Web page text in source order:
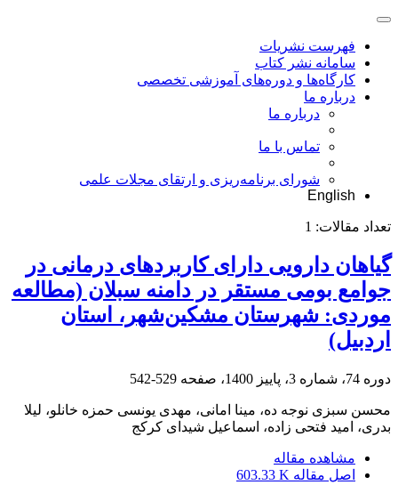
فهرست نشریات
سامانه نشر کتاب
کارگاه‌ها و دوره‌های آموزشی تخصصی
درباره ما
درباره ما
تماس با ما
شورای برنامه‌ریزی و ارتقای مجلات علمی
English
تعداد مقالات: 1
گیاهان دارویی دارای کاربردهای درمانی در
جوامع بومی مستقر در دامنه سبلان ‏(مطالعه
موردی: شهرستان مشکین‌شهر، استان
اردبیل)‏
دوره 74، شماره 3، پاییز 1400، صفحه 529-542
محسن سبزی نوجه ده، مینا امانی، مهدی یونسی حمزه خانلو، لیلا
بدری، امید فتحی زاده، اسماعیل شیدای کرکج
مشاهده مقاله
اصل مقاله 603.33 K